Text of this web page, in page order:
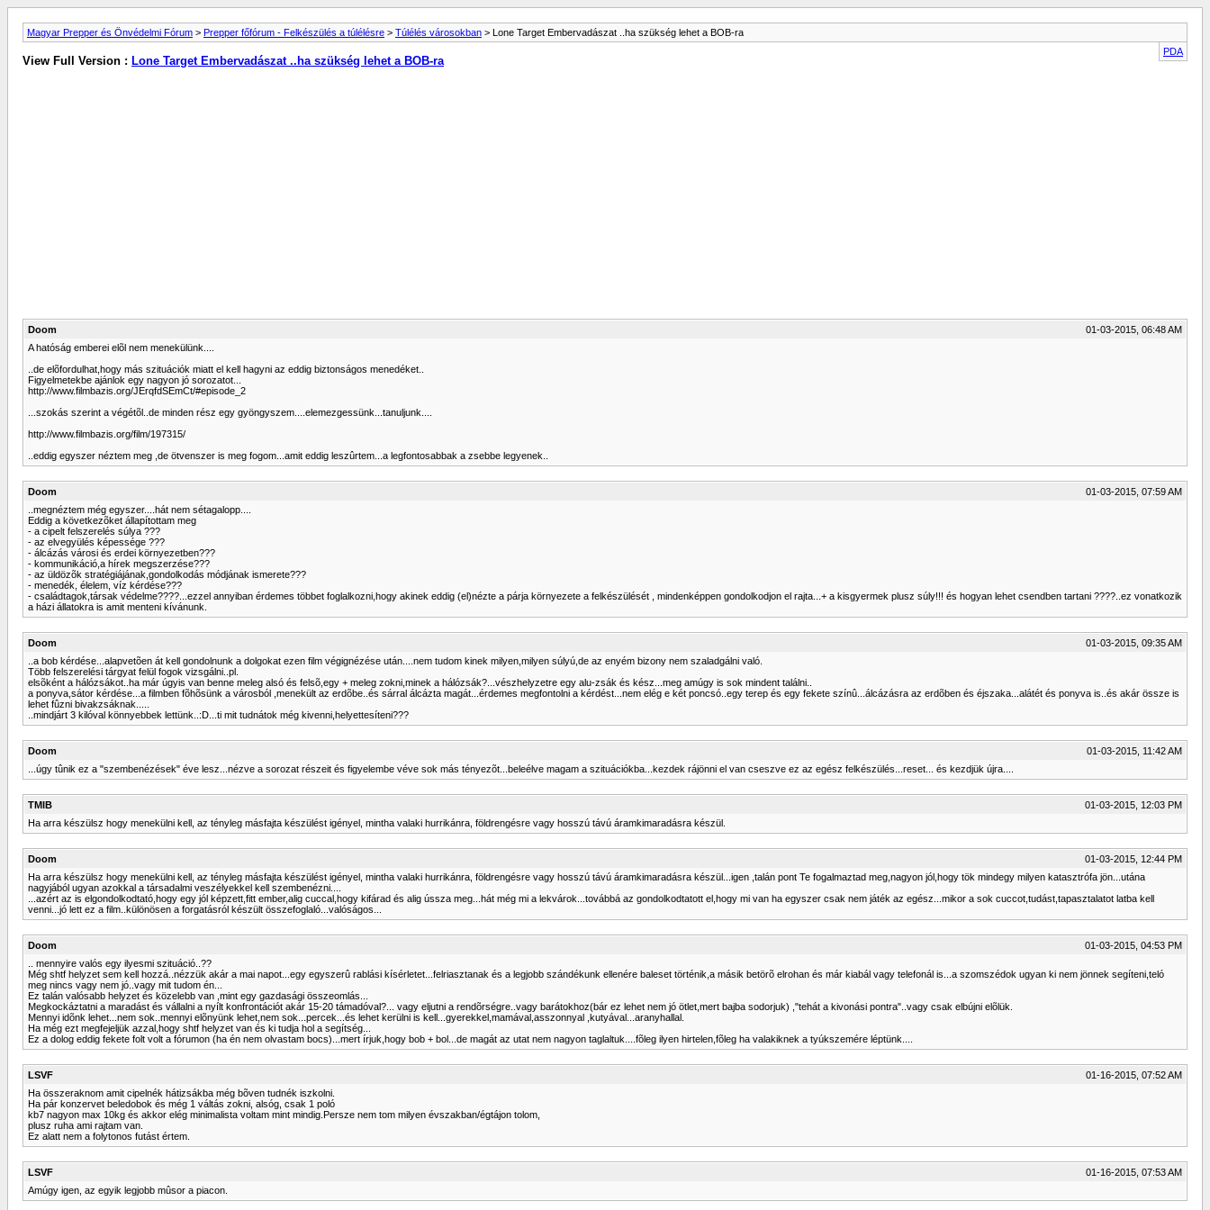
Magyar Prepper és Önvédelmi Fórum > Prepper főfórum - Felkészülés a túlélésre > Túlélés városokban > Lone Target Embervadászat ..ha szükség lehet a BOB-ra
PDA
View Full Version : Lone Target Embervadászat ..ha szükség lehet a BOB-ra
Doom
01-03-2015, 06:48 AM
A hatóság emberei elõl nem menekülünk....
..de elõfordulhat,hogy más szituációk miatt el kell hagyni az eddig biztonságos menedéket..
Figyelmetekbe ajánlok egy nagyon jó sorozatot...
http://www.filmbazis.org/JErqfdSEmCt/#episode_2
...szokás szerint a végétõl..de minden rész egy gyöngyszem....elemezgessünk...tanuljunk....
http://www.filmbazis.org/film/197315/
..eddig egyszer néztem meg ,de ötvenszer is meg fogom...amit eddig leszûrtem...a legfontosabbak a zsebbe legyenek..
Doom
01-03-2015, 07:59 AM
..megnéztem még egyszer....hát nem sétagalopp....
Eddig a következõket állapítottam meg
- a cipelt felszerelés súlya ???
- az elvegyülés képessége ???
- álcázás városi és erdei környezetben???
- kommunikáció,a hírek megszerzése???
- az üldözõk stratégiájának,gondolkodás módjának ismerete???
- menedék, élelem, víz kérdése???
- családtagok,társak védelme????...ezzel annyiban érdemes többet foglalkozni,hogy akinek eddig (el)nézte a párja környezete a felkészülését , mindenképpen gondolkodjon el rajta...+ a kisgyermek plusz súly!!! és hogyan lehet csendben tartani ????..ez vonatkozik
a házi állatokra is amit menteni kívánunk.
Doom
01-03-2015, 09:35 AM
..a bob kérdése...alapvetõen át kell gondolnunk a dolgokat ezen film végignézése után....nem tudom kinek milyen,milyen súlyú,de az enyém bizony nem szaladgálni való.
Több felszerelési tárgyat felül fogok vizsgálni..pl.
elsõként a hálózsákot..ha már úgyis van benne meleg alsó és felsõ,egy + meleg zokni,minek a hálózsák?...vészhelyzetre egy alu-zsák és kész...meg amúgy is sok mindent találni..
a ponyva,sátor kérdése...a filmben fõhõsünk a városból ,menekült az erdõbe..és sárral álcázta magát...érdemes megfontolni a kérdést...nem elég e két poncsó..egy terep és egy fekete színû...álcázásra az erdõben és éjszaka...alátét és ponyva is..és akár össze is
lehet fûzni bivakzsáknak.....
..mindjárt 3 kilóval könnyebbek lettünk..:D...ti mit tudnátok még kivenni,helyettesíteni???
Doom
01-03-2015, 11:42 AM
...úgy tûnik ez a "szembenézések" éve lesz...nézve a sorozat részeit és figyelembe véve sok más tényezõt...beleélve magam a szituációkba...kezdek rájönni el van cseszve ez az egész felkészülés...reset... és kezdjük újra....
TMIB
01-03-2015, 12:03 PM
Ha arra készülsz hogy menekülni kell, az tényleg másfajta készülést igényel, mintha valaki hurrikánra, földrengésre vagy hosszú távú áramkimaradásra készül.
Doom
01-03-2015, 12:44 PM
Ha arra készülsz hogy menekülni kell, az tényleg másfajta készülést igényel, mintha valaki hurrikánra, földrengésre vagy hosszú távú áramkimaradásra készül...igen ,talán pont Te fogalmaztad meg,nagyon jól,hogy tök mindegy milyen katasztrófa jön...utána
nagyjából ugyan azokkal a társadalmi veszélyekkel kell szembenézni....
...azért az is elgondolkodtató,hogy egy jól képzett,fitt ember,alig cuccal,hogy kifárad és alig ússza meg...hát még mi a lekvárok...továbbá az gondolkodtatott el,hogy mi van ha egyszer csak nem játék az egész...mikor a sok cuccot,tudást,tapasztalatot latba kell
venni...jó lett ez a film..különösen a forgatásról készült összefoglaló...valóságos...
Doom
01-03-2015, 04:53 PM
.. mennyire valós egy ilyesmi szituáció..??
Még shtf helyzet sem kell hozzá..nézzük akár a mai napot...egy egyszerû rablási kísérletet...felriasztanak és a legjobb szándékunk ellenére baleset történik,a másik betörõ elrohan és már kiabál vagy telefonál is...a szomszédok ugyan ki nem jönnek segíteni,teló
meg nincs vagy nem jó..vagy mit tudom én...
Ez talán valósabb helyzet és közelebb van ,mint egy gazdasági összeomlás...
Megkockáztatni a maradást és vállalni a nyílt konfrontációt akár 15-20 támadóval?... vagy eljutni a rendõrségre..vagy barátokhoz(bár ez lehet nem jó ötlet,mert bajba sodorjuk) ,"tehát a kivonási pontra"..vagy csak elbújni elõlük.
Mennyi idõnk lehet...nem sok..mennyi elõnyünk lehet,nem sok...percek...és lehet kerülni is kell...gyerekkel,mamával,asszonnyal ,kutyával...aranyhallal.
Ha még ezt megfejeljük azzal,hogy shtf helyzet van és ki tudja hol a segítség...
Ez a dolog eddig fekete folt volt a fórumon (ha én nem olvastam bocs)...mert írjuk,hogy bob + bol...de magát az utat nem nagyon taglaltuk....fõleg ilyen hirtelen,fõleg ha valakiknek a tyúkszemére léptünk....
LSVF
01-16-2015, 07:52 AM
Ha összeraknom amit cipelnék hátizsákba még bõven tudnék iszkolni.
Ha pár konzervet beledobok és még 1 váltás zokni, alsóg, csak 1 poló
kb7 nagyon max 10kg és akkor elég minimalista voltam mint mindig.Persze nem tom milyen évszakban/égtájon tolom,
plusz ruha ami rajtam van.
Ez alatt nem a folytonos futást értem.
LSVF
01-16-2015, 07:53 AM
Amúgy igen, az egyik legjobb mûsor a piacon.